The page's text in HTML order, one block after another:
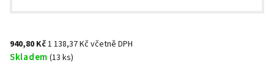
940,80 Kč1 138,37 Kč včetně DPH
Skladem (13 ks)